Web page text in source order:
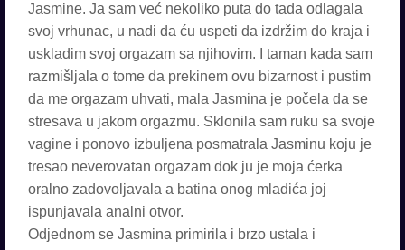
Jasmine. Ja sam već nekoliko puta do tada odlagala
svoj vrhunac, u nadi da ću uspeti da izdržim do kraja i
uskladim svoj orgazam sa njihovim. I taman kada sam
razmišljala o tome da prekinem ovu bizarnost i pustim
da me orgazam uhvati, mala Jasmina je počela da se
stresava u jakom orgazmu. Sklonila sam ruku sa svoje
vagine i ponovo izbuljena posmatrala Jasminu koju je
tresao neverovatan orgazam dok ju je moja ćerka
oralno zadovoljavala a batina onog mladića joj
ispunjavala analni otvor.
Odjednom se Jasmina primirila i brzo ustala i